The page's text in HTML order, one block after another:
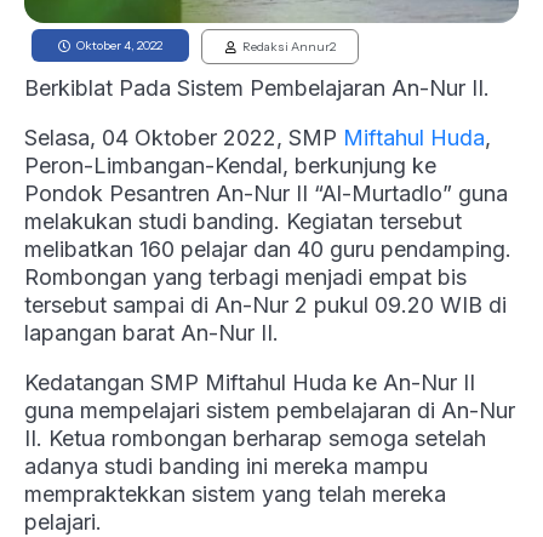
Oktober 4, 2022 Redaksi Annur2
Berkiblat Pada Sistem Pembelajaran An-Nur II.
Selasa, 04 Oktober 2022, SMP Miftahul Huda,
Peron-Limbangan-Kendal, berkunjung ke
Pondok Pesantren An-Nur II “Al-Murtadlo” guna
melakukan studi banding. Kegiatan tersebut
melibatkan 160 pelajar dan 40 guru pendamping.
Rombongan yang terbagi menjadi empat bis
tersebut sampai di An-Nur 2 pukul 09.20 WIB di
lapangan barat An-Nur II.
Kedatangan SMP Miftahul Huda ke An-Nur II
guna mempelajari sistem pembelajaran di An-Nur
II. Ketua rombongan berharap semoga setelah
adanya studi banding ini mereka mampu
mempraktekkan sistem yang telah mereka
pelajari.